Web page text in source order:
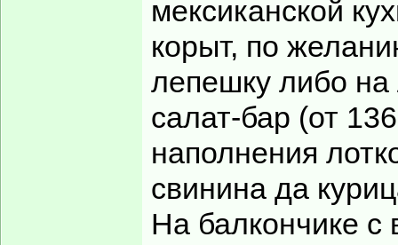
мексиканской
корыт, по
лепешку либо
салат-бар (от
наполнения
свинина да
На балкончике